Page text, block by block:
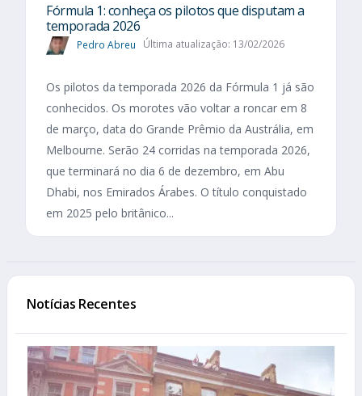
Fórmula 1: conheça os pilotos que disputam a
temporada 2026
Pedro Abreu Última atualização: 13/02/2026
Os pilotos da temporada 2026 da Fórmula 1 já são
conhecidos. Os morotes vão voltar a roncar em 8
de março, data do Grande Prêmio da Austrália, em
Melbourne. Serão 24 corridas na temporada 2026,
que terminará no dia 6 de dezembro, em Abu
Dhabi, nos Emirados Árabes. O título conquistado
em 2025 pelo britânico...
Notícias Recentes